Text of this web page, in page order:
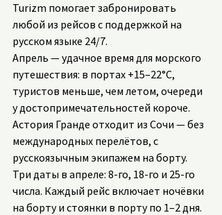
Turizm помогает забронировать
любой из рейсов с поддержкой на
русском языке 24/7.
Апрель — удачное время для морского
путешествия: в портах +15–22°C,
туристов меньше, чем летом, очереди
у достопримечательностей короче.
Астория Гранде отходит из Сочи — без
международных перелётов, с
русскоязычным экипажем на борту.
Три даты в апреле: 8-го, 18-го и 25-го
числа. Каждый рейс включает ночёвки
на борту и стоянки в порту по 1–2 дня.